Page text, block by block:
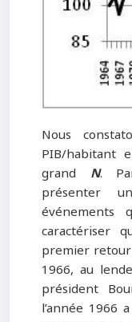
Nous
PIB/habitant
grand N.
présenter
caractériser
premier
1966, au
président
l’année 1966